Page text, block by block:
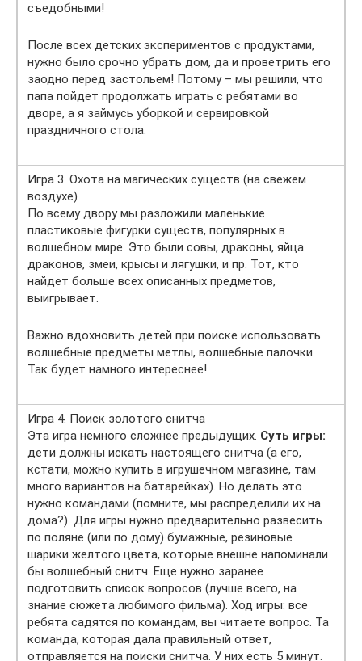
съедобными!
После всех детских экспериментов с продуктами,
нужно было срочно убрать дом, да и проветрить его
заодно перед застольем! Потому – мы решили, что
папа пойдет продолжать играть с ребятами во
дворе, а я займусь уборкой и сервировкой
праздничного стола.
Игра 3. Охота на магических существ (на свежем
воздухе)
По всему двору мы разложили маленькие
пластиковые фигурки существ, популярных в
волшебном мире. Это были совы, драконы, яйца
драконов, змеи, крысы и лягушки, и пр. Тот, кто
найдет больше всех описанных предметов,
выигрывает.
Важно вдохновить детей при поиске использовать
волшебные предметы метлы, волшебные палочки.
Так будет намного интереснее!
Игра 4. Поиск золотого снитча
Эта игра немного сложнее предыдущих. Суть игры:
дети должны искать настоящего снитча (а его,
кстати, можно купить в игрушечном магазине, там
много вариантов на батарейках). Но делать это
нужно командами (помните, мы распределили их на
дома?). Для игры нужно предварительно развесить
по поляне (или по дому) бумажные, резиновые
шарики желтого цвета, которые внешне напоминали
бы волшебный снитч. Еще нужно заранее
подготовить список вопросов (лучше всего, на
знание сюжета любимого фильма). Ход игры: все
ребята садятся по командам, вы читаете вопрос. Та
команда, которая дала правильный ответ,
отправляется на поиски снитча. У них есть 5 минут.